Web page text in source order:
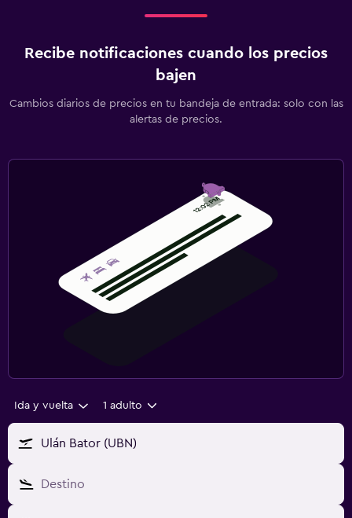
Recibe notificaciones cuando los precios
bajen
Cambios diarios de precios en tu bandeja de entrada: solo con las
alertas de precios.
Ida y vuelta 1 adulto
Ulán Bator (UBN)
Destino